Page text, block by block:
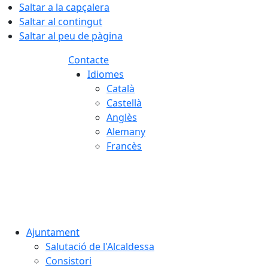
Saltar a la capçalera
Saltar al contingut
Saltar al peu de pàgina
Contacte
Idiomes
Català
Castellà
Anglès
Alemany
Francès
Ajuntament
Salutació de l'Alcaldessa
Consistori